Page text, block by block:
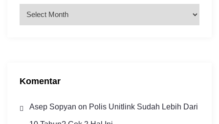
Komentar
Asep Sopyan on Polis Unitlink Sudah Lebih Dari